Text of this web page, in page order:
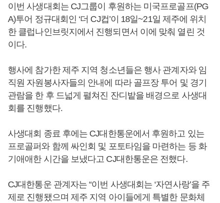
이번 사생대회는 CJ그룹이 후원하는 미국프로골프(PG
A)투어 정규대회인 ‘더 CJ컵’이 18일~21일 제주에 위치
한 클럽나인브릿지에서 진행되면서 이에 맞춰 열린 것
이다.
행사에 참가한 제주 지역 청소년들은 행사 관계자와 임
직원 자원봉사자들의 안내에 따라 골프장 투어 및 경기
관람을 한 후 드넓게 펼쳐진 잔디밭을 배경으로 사생대
회를 진행했다.
사생대회 종료 후에는 CJ대한통운에서 후원하고 있는
프로골퍼와 함께 싸인회 및 포토타임을 마련하는 등 화
기애애한 시간을 보냈다고 CJ대한통운은 전했다.
CJ대한통운 관계자는 “이번 사생대회는 ‘자연사랑’을 주
제로 진행됐으며 제주 지역 아이들에게 특별한 문화체